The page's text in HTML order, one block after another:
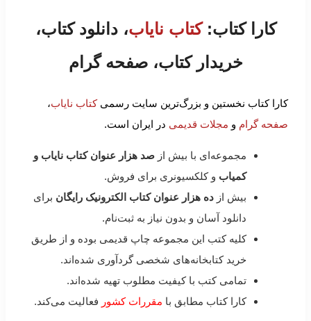
کارا کتاب:کتاب نایاب، دانلود کتاب،
خریدار کتاب، صفحه گرام
کارا کتاب نخستین و بزرگ‌ترین سایت رسمیکتاب نایاب،
صفحه گرام و مجلات قدیمی در ایران است.
مجموعه‌ای با بیش از صد هزار عنوان کتاب نایاب و
کمیاب و کلکسیونری برای فروش.
بیش از ده هزار عنوان کتاب الکترونیک رایگان برای
دانلود آسان و بدون نیاز به ثبت‌نام.
کلیه کتب این مجموعه چاپ قدیمی بوده و از طریق
خرید کتابخانه‌های شخصی گردآوری شده‌اند.
تمامی کتب با کیفیت مطلوب تهیه شده‌اند.
کارا کتاب مطابق با مقررات کشور فعالیت می‌کند.